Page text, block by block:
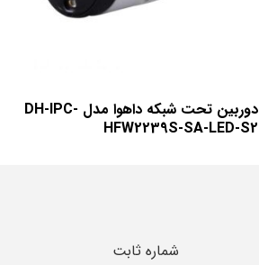
دوربین تحت شبکه داهوا مدل DH-IPC-
HFW2239S-SA-LED-S2
شماره ثابت